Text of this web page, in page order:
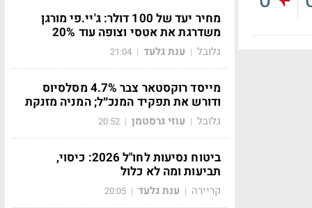
מחיר יעד של 100 דולר: ג'יי.פי מורגן
משדרגת את אטסי וצופה עוד 20%
גלובל | ענת גלעד |
21:04
מייסד רוקסטאר צבר 4.7% מסלסיוס
ודורש את תפקיד המנכ״ל; המניה מזנקת
גלובל | עוזי גרסטמן |
20:52
ביטוח נסיעות לחו"ל 2026: כיסוי,
תביעות ומה לא כלול
קריירה | ענת גלעד |
20:05